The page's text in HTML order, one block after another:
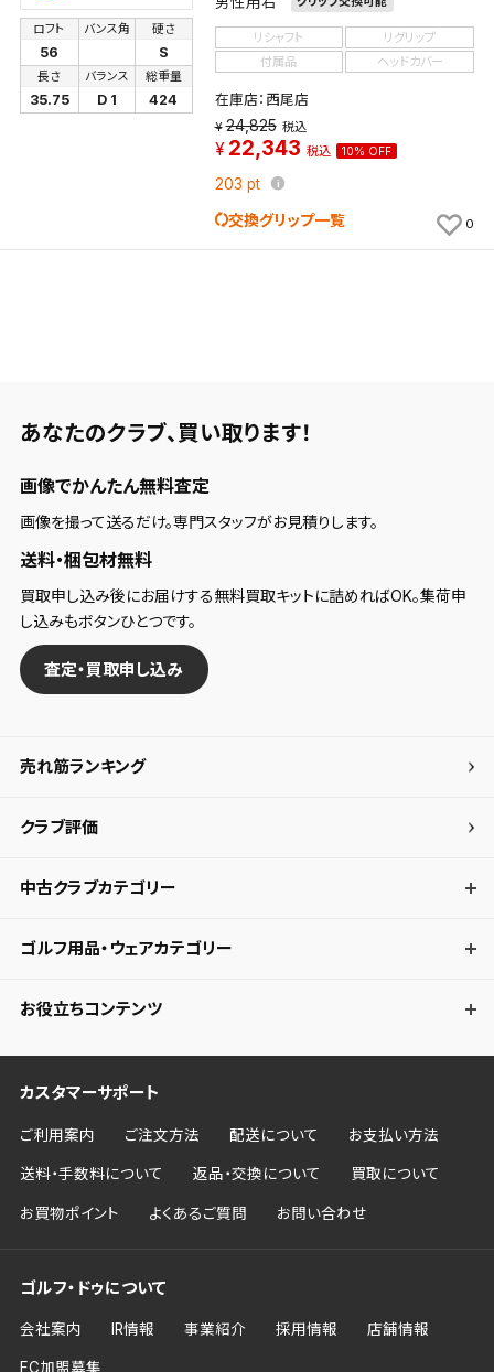
ロフト
56
バンス角 硬さ
S
長さ
35.75
バランス
D 1
総重量
424
リシャフト
リグリップ
付属品
ヘッドカバー
在庫店：西尾店
24,825 税込
22,343 税込 10% OFF
203 pt
交換グリップ一覧 0
保存します。
よく探す商品を、毎回条件指定することなく簡単に開
くことができます。
保存された検索条件は変更できません。
件一覧」から画面を表示し、条件を変更の上、保存し直
してください。
検索条件を保存
あなたのクラブ、 買い取ります！
画像でかんたん無料査定
画像を撮って送るだけ。専門スタッフがお見積りします。
送料・梱包材無料
買取申し込み後にお届けする無料買取キットに詰めればOK。集荷申
し込みもボタンひとつです。
査定・買取申し込み
売れ筋ランキング
クラブ評価
中古クラブカテゴリー
ゴルフ用品・ウェアカテゴリー
お役立ちコンテンツ
カスタマーサポート
ご利用案内 ご注文方法 配送について お支払い方法
送料・手数料について 返品・交換について 買取について
お買物ポイント よくあるご質問 お問い合わせ
ゴルフ・ドゥについて
会社案内 IR情報 事業紹介 採用情報 店舗情報
FC加盟募集